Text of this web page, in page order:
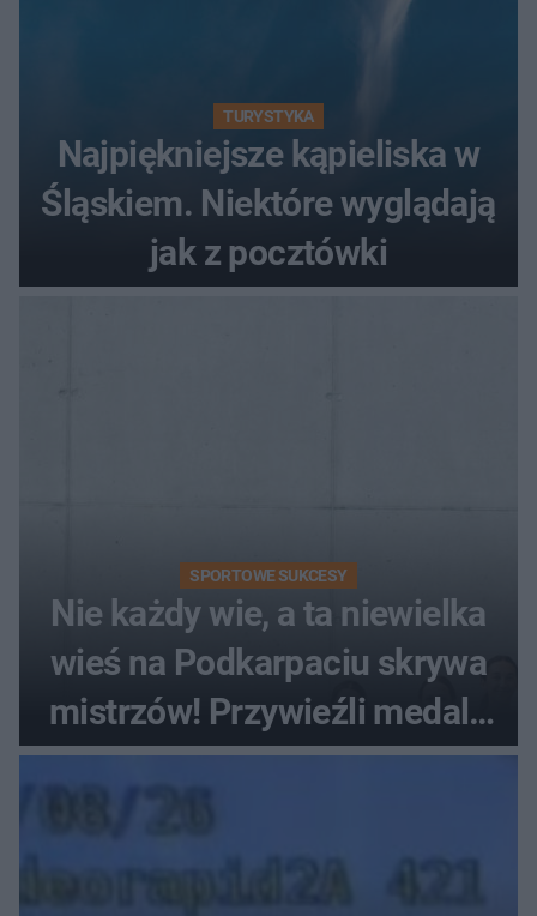
TURYSTYKA
Najpiękniejsze kąpieliska w
Śląskiem. Niektóre wyglądają
jak z pocztówki
SPORTOWE SUKCESY
Nie każdy wie, a ta niewielka
wieś na Podkarpaciu skrywa
mistrzów! Przywieźli medale
z mistrzostw Europy